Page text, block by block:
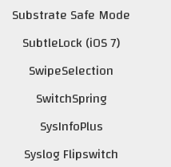
Substrate Safe Mode
SubtleLock (iOS 7)
SwipeSelection
SwitchSpring
SysInfoPlus
Syslog Flipswitch